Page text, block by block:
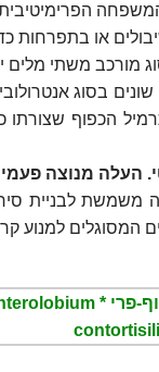
הפרימיטיבית
או בתפרחות כדוריות.
הכפוף שצורתו
העלה מנוצה
משמשת לבניית
המסוגלים